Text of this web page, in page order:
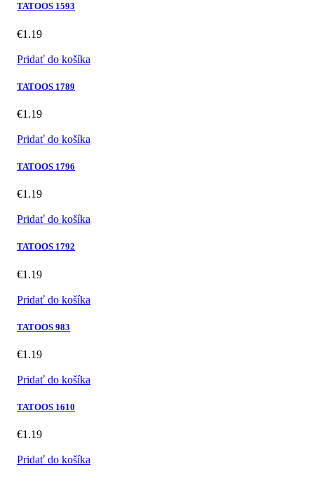
TATOOS 1593
€1.19
Pridať do košíka
TATOOS 1789
€1.19
Pridať do košíka
TATOOS 1796
€1.19
Pridať do košíka
TATOOS 1792
€1.19
Pridať do košíka
TATOOS 983
€1.19
Pridať do košíka
TATOOS 1610
€1.19
Pridať do košíka